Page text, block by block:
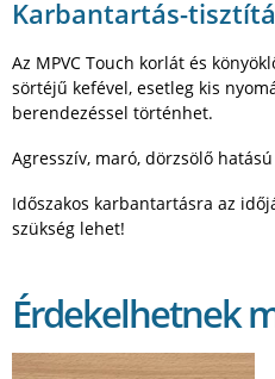
Karbantartás-
Az MPVC Touch korlát és
sörtéjű kefével, esetleg kis
berendezéssel történhet.
Agresszív, maró, dörzsölő
Időszakos karbantartásra az
szükség lehet!
Érdekelhetnek